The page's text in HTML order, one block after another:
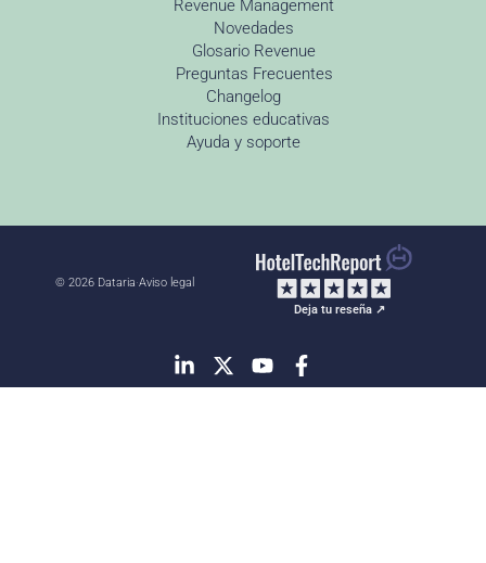
Revenue Management
Novedades
Glosario Revenue
Preguntas Frecuentes
Changelog
Instituciones educativas
Ayuda y soporte
© 2026 Dataria·Aviso legal
Deja tu reseña ↗